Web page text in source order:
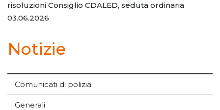
risoluzioni Consiglio CDALED, seduta ordinaria
03.06.2026
Notizie
Comunicati di polizia
Generali